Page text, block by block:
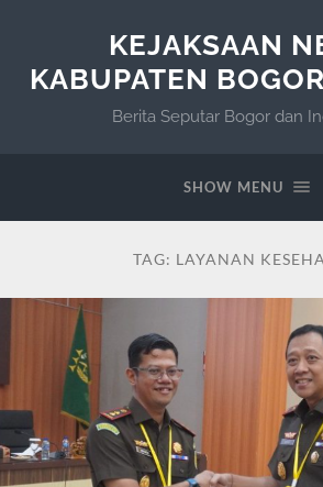
KEJAKSAAN
KABUPATEN
Berita Seputar Bogor dan
SHOW MENU
TAG: LAYANAN